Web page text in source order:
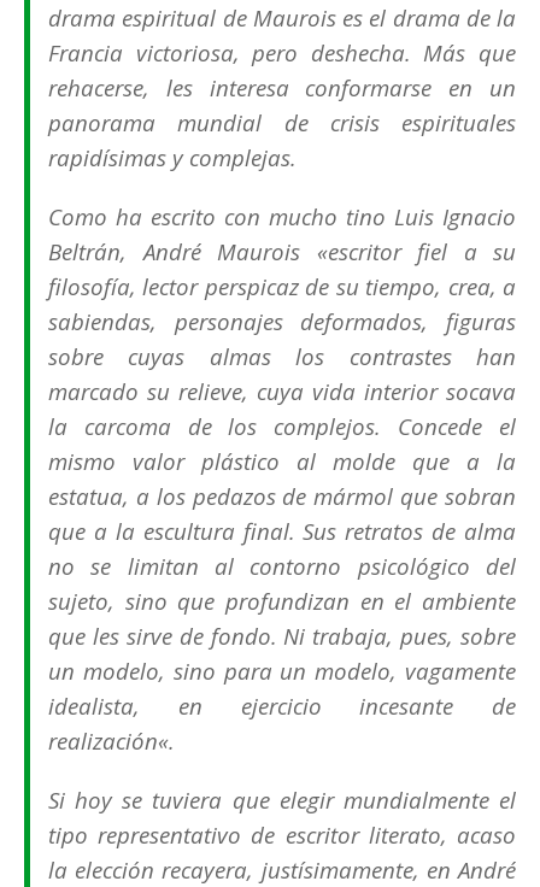
drama espiritual de Maurois es el drama de la
Francia victoriosa, pero deshecha. Más que
rehacerse, les interesa conformarse en un
panorama mundial de crisis espirituales
rapidísimas y complejas.
Como ha escrito con mucho tino Luis Ignacio
Beltrán, André Maurois «escritor fiel a su
filosofía, lector perspicaz de su tiempo, crea, a
sabiendas, personajes deformados, figuras
sobre cuyas almas los contrastes han
marcado su relieve, cuya vida interior socava
la carcoma de los complejos. Concede el
mismo valor plástico al molde que a la
estatua, a los pedazos de mármol que sobran
que a la escultura final. Sus retratos de alma
no se limitan al contorno psicológico del
sujeto, sino que profundizan en el ambiente
que les sirve de fondo. Ni trabaja, pues, sobre
un modelo, sino para un modelo, vagamente
idealista, en ejercicio incesante de
realización«.
Si hoy se tuviera que elegir mundialmente el
tipo representativo de escritor literato, acaso
la elección recayera, justísimamente, en André